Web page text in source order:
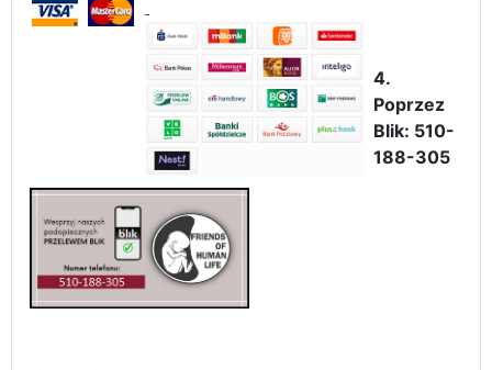
4.
Poprzez
Blik: 510-
188-305